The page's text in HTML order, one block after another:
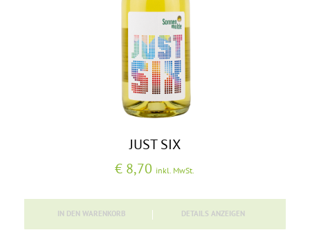
JUST SIX
€ 8,70 inkl. MwSt.
IN DEN WARENKORB DETAILS ANZEIGEN